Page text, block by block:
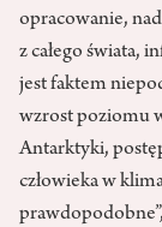
opracowanie,
z całego świata,
jest faktem
wzrost poziomu
Antarktyki,
człowieka w